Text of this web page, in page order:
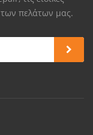
των πελάτων μας.